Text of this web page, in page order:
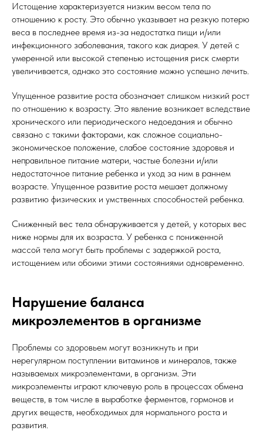
Истощение характеризуется низким весом тела по
отношению к росту. Это обычно указывает на резкую потерю
веса в последнее время из-за недостатка пищи и/или
инфекционного заболевания, такого как диарея. У детей с
умеренной или высокой степенью истощения риск смерти
увеличивается, однако это состояние можно успешно лечить.
Упущенное развитие роста обозначает слишком низкий рост
по отношению к возрасту. Это явление возникает вследствие
хронического или периодического недоедания и обычно
связано с такими факторами, как сложное социально-
экономическое положение, слабое состояние здоровья и
неправильное питание матери, частые болезни и/или
недостаточное питание ребенка и уход за ним в раннем
возрасте. Упущенное развитие роста мешает должному
развитию физических и умственных способностей ребенка.
Сниженный вес тела обнаруживается у детей, у которых вес
ниже нормы для их возраста. У ребенка с пониженной
массой тела могут быть проблемы с задержкой роста,
истощением или обоими этими состояниями одновременно.
Нарушение баланса
микроэлементов в организме
Проблемы со здоровьем могут возникнуть и при
нерегулярном поступлении витаминов и минералов, также
называемых микроэлементами, в организм. Эти
микроэлементы играют ключевую роль в процессах обмена
веществ, в том числе в выработке ферментов, гормонов и
других веществ, необходимых для нормального роста и
развития.